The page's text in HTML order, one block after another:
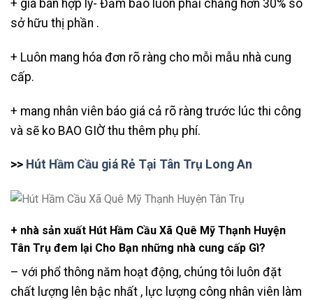
+ giá bán hợp lý- Đảm bảo luôn phải chăng hơn 30% so
sở hữu thị phần .
+ Luôn mang hóa đơn rõ ràng cho mỗi mẫu nhà cung
cấp.
+ mang nhân viên báo giá cả rõ ràng trước lúc thi công
và sẽ ko BAO GIỜ thu thêm phụ phí.
>> Hút Hầm Cầu giá Rẻ Tại Tân Trụ Long An
+ nhà sản xuất Hút Hầm Cầu Xã Quê Mỹ Thạnh Huyện
Tân Trụ đem lại Cho Bạn những nhà cung cấp Gì?
– với phổ thông năm hoạt động, chúng tôi luôn đặt
chất lượng lên bậc nhất , lực lượng công nhân viên làm